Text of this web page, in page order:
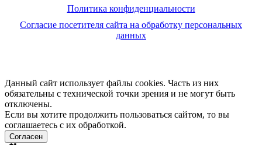
Политика конфиденциальности
Согласие посетителя сайта на обработку персональных
данных
Данный сайт использует файлы cookies. Часть из них
обязательны с технической точки зрения и не могут быть
отключены.
Если вы хотите продолжить пользоваться сайтом, то вы
соглашаетесь с их обработкой.